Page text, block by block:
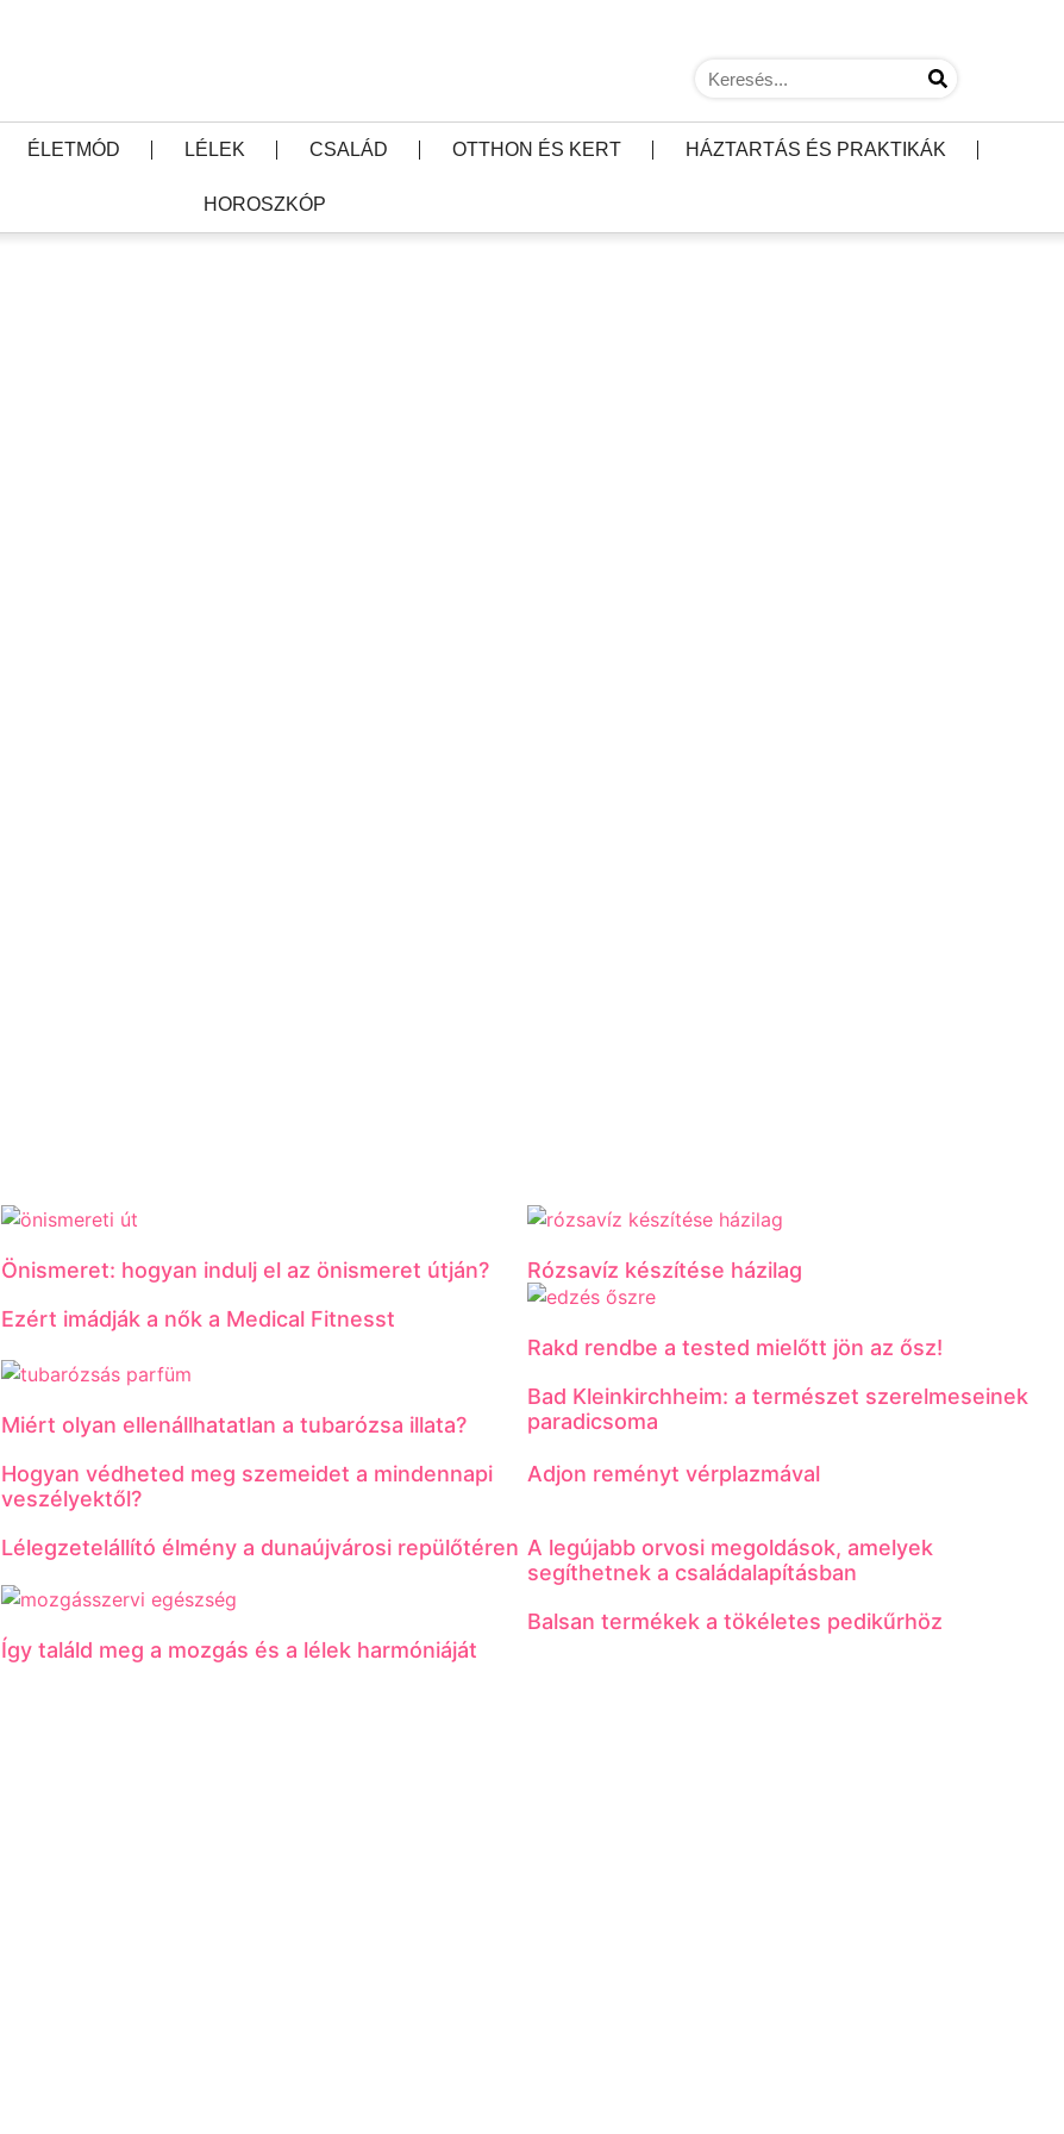
ÉLETMÓD LÉLEK CSALÁD OTTHON ÉS KERT HÁZTARTÁS ÉS PRAKTIKÁK
HOROSZKÓP
Önismeret: hogyan indulj el az önismeret útján?
Rózsavíz készítése házilag
Ezért imádják a nők a Medical Fitnesst
Rakd rendbe a tested mielőtt jön az ősz!
Miért olyan ellenállhatatlan a tubarózsa illata?
Bad Kleinkirchheim: a természet szerelmeseinek
paradicsoma
Hogyan védheted meg szemeidet a mindennapi
veszélyektől?
Adjon reményt vérplazmával
Lélegzetelállító élmény a dunaújvárosi repülőtéren A legújabb orvosi megoldások, amelyek
segíthetnek a családalapításban
Így találd meg a mozgás és a lélek harmóniáját
Balsan termékek a tökéletes pedikűrhöz